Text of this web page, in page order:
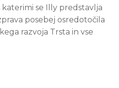
se Illy predstavlja
posebej osredotočila
razvoja Trsta in vse